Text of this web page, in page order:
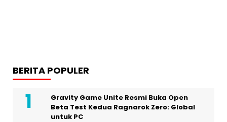
BERITA POPULER
Gravity Game Unite Resmi Buka Open
Beta Test Kedua Ragnarok Zero: Global
untuk PC